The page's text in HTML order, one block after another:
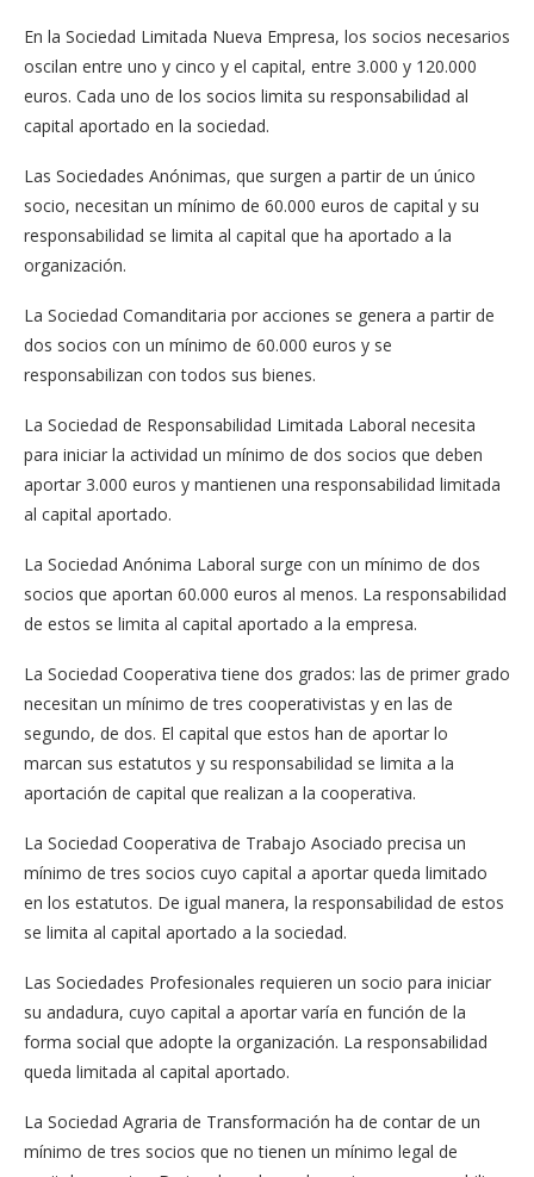
En la Sociedad Limitada Nueva Empresa, los socios necesarios
oscilan entre uno y cinco y el capital, entre 3.000 y 120.000
euros. Cada uno de los socios limita su responsabilidad al
capital aportado en la sociedad.
Las Sociedades Anónimas, que surgen a partir de un único
socio, necesitan un mínimo de 60.000 euros de capital y su
responsabilidad se limita al capital que ha aportado a la
organización.
La Sociedad Comanditaria por acciones se genera a partir de
dos socios con un mínimo de 60.000 euros y se
responsabilizan con todos sus bienes.
La Sociedad de Responsabilidad Limitada Laboral necesita
para iniciar la actividad un mínimo de dos socios que deben
aportar 3.000 euros y mantienen una responsabilidad limitada
al capital aportado.
La Sociedad Anónima Laboral surge con un mínimo de dos
socios que aportan 60.000 euros al menos. La responsabilidad
de estos se limita al capital aportado a la empresa.
La Sociedad Cooperativa tiene dos grados: las de primer grado
necesitan un mínimo de tres cooperativistas y en las de
segundo, de dos. El capital que estos han de aportar lo
marcan sus estatutos y su responsabilidad se limita a la
aportación de capital que realizan a la cooperativa.
La Sociedad Cooperativa de Trabajo Asociado precisa un
mínimo de tres socios cuyo capital a aportar queda limitado
en los estatutos. De igual manera, la responsabilidad de estos
se limita al capital aportado a la sociedad.
Las Sociedades Profesionales requieren un socio para iniciar
su andadura, cuyo capital a aportar varía en función de la
forma social que adopte la organización. La responsabilidad
queda limitada al capital aportado.
La Sociedad Agraria de Transformación ha de contar de un
mínimo de tres socios que no tienen un mínimo legal de